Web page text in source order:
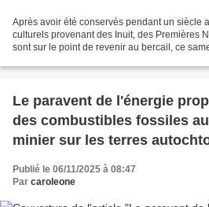
Après avoir été conservés pendant un siècle
culturels provenant des Inuit, des Premières
sont sur le point de revenir au bercail, ce
Le paravent de l'énergie
des combustibles fossiles
minier sur les terres
Publié le 06/11/2025 à 08:47
Par caroleone